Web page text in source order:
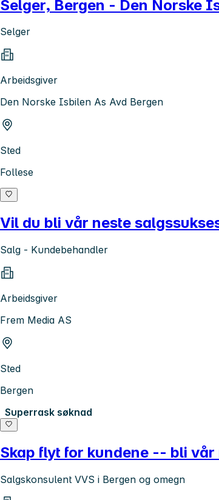
Selger, Bergen - Den Norske
Selger
Arbeidsgiver
Den Norske Isbilen As Avd Bergen
Sted
Follese
Vil du bli vår neste
Salg - Kundebehandler
Arbeidsgiver
Frem Media AS
Sted
Bergen
Superrask søknad
Skap flyt for kundene -- bli
Salgskonsulent VVS i Bergen og omegn